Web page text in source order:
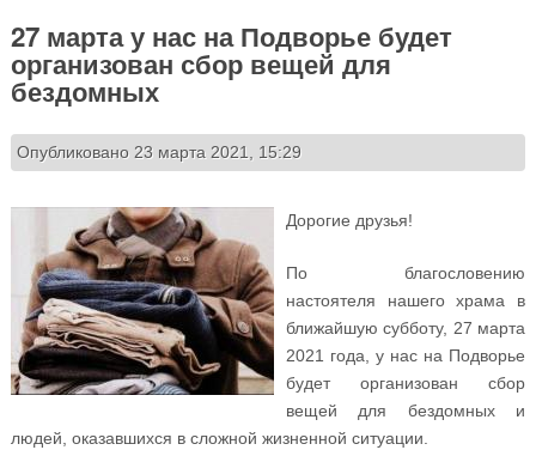
27 марта у нас на Подворье будет
организован сбор вещей для
бездомных
Опубликовано 23 марта 2021, 15:29
Дорогие друзья!
По благословению
настоятеля нашего храма в
ближайшую субботу, 27 марта
2021 года, у нас на Подворье
будет организован сбор
вещей для бездомных и
людей, оказавшихся в сложной жизненной ситуации.